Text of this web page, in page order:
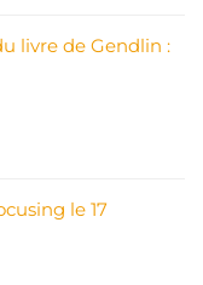
livre de Gendlin :
le 17